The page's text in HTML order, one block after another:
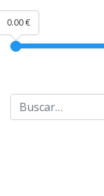
0.00 €